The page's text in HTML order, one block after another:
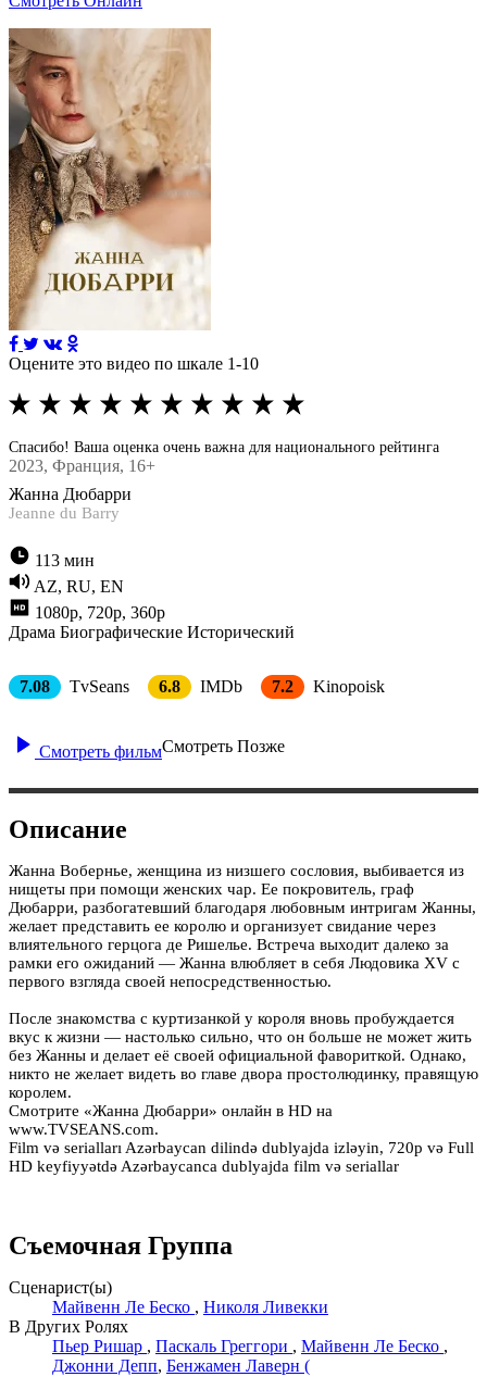
Оцените это видео по шкале 1-10
Спасибо! Ваша оценка очень важна для национального рейтинга
2023, Франция, 16+
Жанна Дюбарри
Jeanne du Barry
113 мин
AZ, RU, EN
1080p, 720p, 360p
Драма Биографические Исторический
7.08 TvSeans 6.8 IMDb 7.2 Kinopoisk
Смотреть фильмСмотреть Позже
Описание
Жанна Вобернье, женщина из низшего сословия, выбивается из
нищеты при помощи женских чар. Ее покровитель, граф
Дюбарри, разбогатевший благодаря любовным интригам Жанны,
желает представить ее королю и организует свидание через
влиятельного герцога де Ришелье. Встреча выходит далеко за
рамки его ожиданий — Жанна влюбляет в себя Людовика XV с
первого взгляда своей непосредственностью.
После знакомства с куртизанкой у короля вновь пробуждается
вкус к жизни — настолько сильно, что он больше не может жить
без Жанны и делает её своей официальной фавориткой. Однако,
никто не желает видеть во главе двора простолюдинку, правящую
королем.
Смотрите «Жанна Дюбарри» онлайн в HD на
www.TVSEANS.com.
Film və serialları Azərbaycan dilində dublyajda izləyin, 720p və Full
HD keyfiyyətdə Azərbaycanca dublyajda film və seriallar
Съемочная Группа
Сценарист(ы)
Майвенн Ле Беско , Николя Ливекки
В Других Ролях
Пьер Ришар , Паскаль Греггори , Майвенн Ле Беско ,
Джонни Депп, Бенжамен Лаверн (